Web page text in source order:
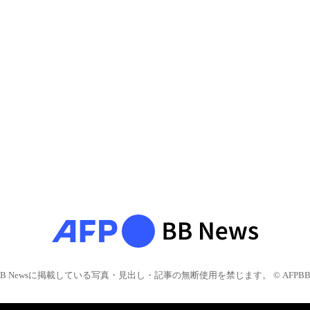
Newsに掲載している写真・見出し・記事の無断使用を禁じます。 © AFPBB